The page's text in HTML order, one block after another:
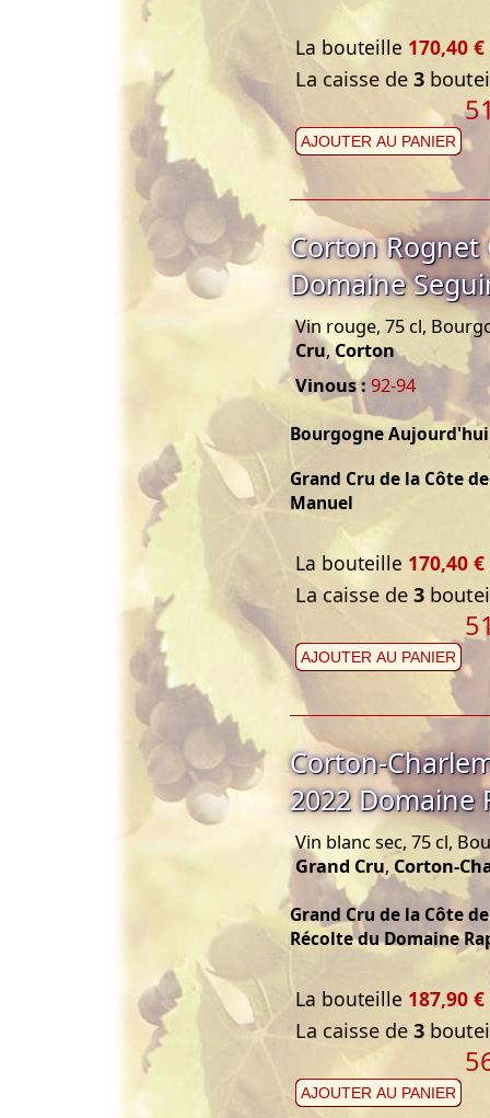
La bouteille 170,40 €
La caisse de 3
AJOUTER AU PANIER
Corton Rognet
Domaine
Vin rouge, 75 cl,
Cru,Corton
Vinous : 92-94
Bourgogne Aujourd'hui
Grand Cru de la Côte
Manuel
La bouteille 170,40 €
La caisse de 3
AJOUTER AU PANIER
Corton-
2022 Domaine
Vin blanc sec, 75 cl,
Grand Cru, Corton-
Grand Cru de la Côte
Récolte du Domaine
La bouteille 187,90 €
La caisse de 3
AJOUTER AU PANIER